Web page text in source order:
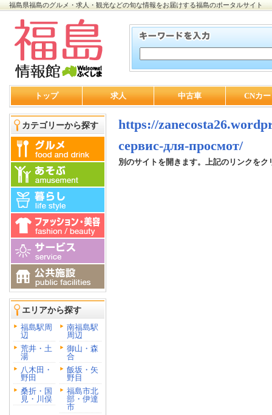
福島県福島のグルメ・求人・観光などの旬な情報をお届けする福島のポータルサイト
トップ 求人 中古車 CNカ
カテゴリーから探す
エリアから探す
福島駅周
辺
南福島駅
周辺
荒井・土
湯
御山・森
合
八木田・
野田
飯坂・矢
野目
桑折・国
見・川俣
福島市北
部・伊達
市
https://
сервис-для-просмот/
別のサイトを開きます。上記のリンクをク